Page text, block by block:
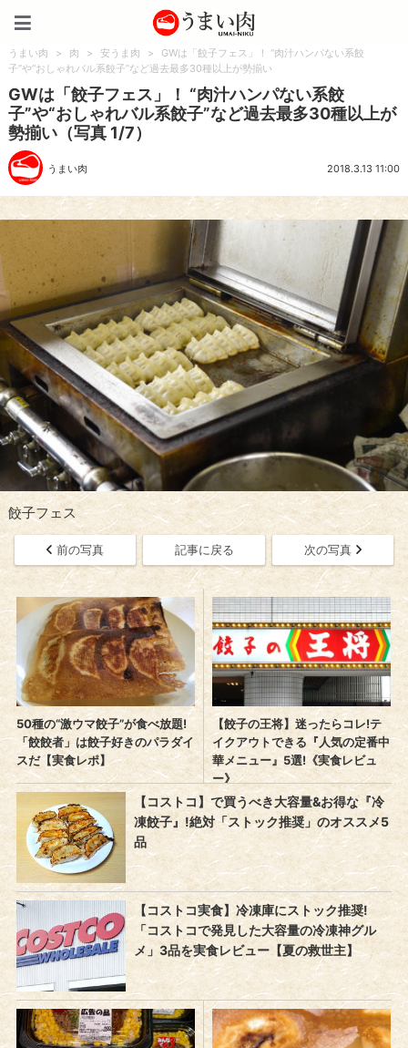
うまい肉 > 肉 > 安うま肉 >
GWは「餃子フェス」！ “肉汁ハンパない系餃
子”や“おしゃれバル系餃子”など過去最多30種以上が勢揃い
GWは「餃子フェス」！ “肉汁ハンパない系餃
子”や“おしゃれバル系餃子”など過去最多30種以上が
勢揃い（写真 1/7）
うまい肉 2018.3.13 11:00
餃子フェス
前の写真 記事に戻る 次の写真